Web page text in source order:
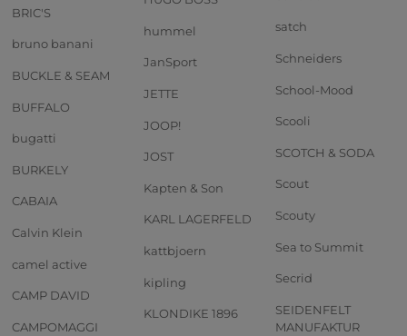
BRIC'S
bruno banani
BUCKLE & SEAM
BUFFALO
bugatti
BURKELY
CABAIA
Calvin Klein
camel active
CAMP DAVID
CAMPOMAGGI
hummel
JanSport
JETTE
JOOP!
JOST
Kapten & Son
KARL LAGERFELD
kattbjoern
kipling
KLONDIKE 1896
satch
Schneiders
School-Mood
Scooli
SCOTCH & SODA
Scout
Scouty
Sea to Summit
Secrid
SEIDENFELT
MANUFAKTUR